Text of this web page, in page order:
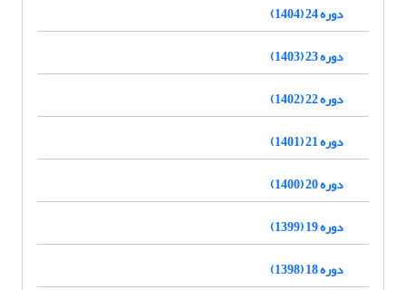
دوره 24 (1404)
دوره 23 (1403)
دوره 22 (1402)
دوره 21 (1401)
دوره 20 (1400)
دوره 19 (1399)
دوره 18 (1398)